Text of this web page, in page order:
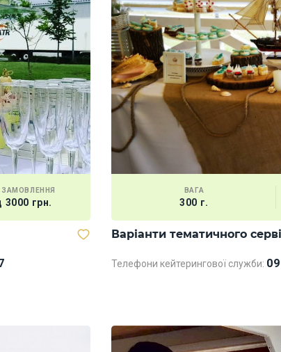
ЗАМОВЛЕННЯ
3000 грн.
ВАГА
300 г.
Варіанти тематичного
Телефони кейтерингової служби: